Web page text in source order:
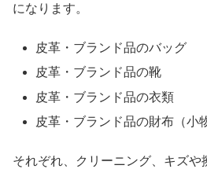
になります。
皮革・ブランド品のバッグ
皮革・ブランド品の靴
皮革・ブランド品の衣類
皮革・ブランド品の財布（小
それぞれ、クリーニング、キズ